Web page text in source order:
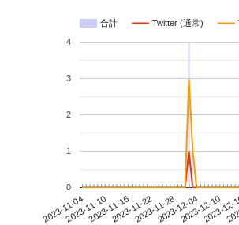
合計 Twitter (通常)
2023-11-042023-11-102023-11-162023-11-222023-11-282023-12-042023-12-10
2023-
0
1
2
3
4